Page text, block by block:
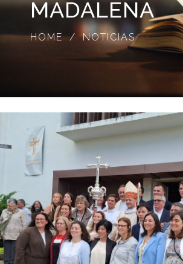
MADALENA
HOME NOTICIAS